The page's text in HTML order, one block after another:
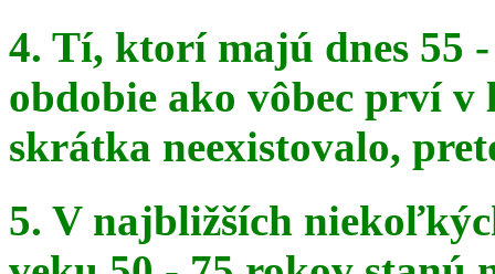
4. Tí, ktorí majú dnes 55
obdobie ako vôbec prví
skrátka neexistovalo,
5. V najbližších